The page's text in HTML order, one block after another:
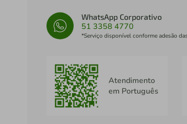
WhatsApp Corporativo
51 3358 4770
*Serviço disponível conforme adesão
Atendimento
em Português